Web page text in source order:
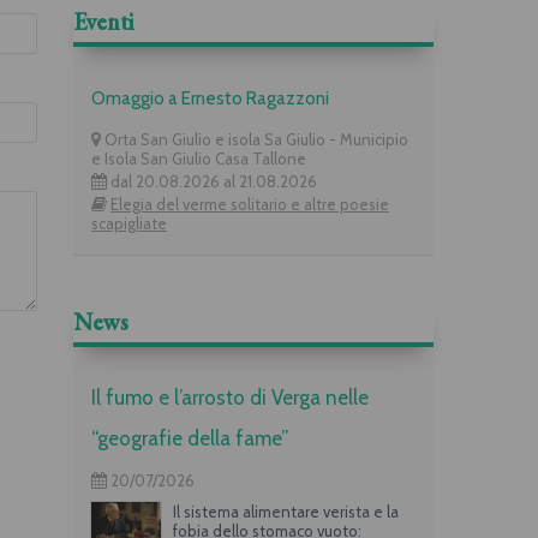
Eventi
Omaggio a Ernesto Ragazzoni
Orta San Giulio e isola Sa Giulio - Municipio
e Isola San Giulio Casa Tallone
dal 20.08.2026 al 21.08.2026
Elegia del verme solitario e altre poesie
scapigliate
News
Il fumo e l’arrosto di Verga nelle
“geografie della fame”
20/07/2026
Il sistema alimentare verista e la
fobia dello stomaco vuoto: